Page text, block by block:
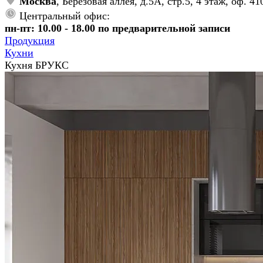
Центральный офис:
пн-пт: 10.00 - 18.00 по предварительной записи
Продукция
Кухни
Кухня БРУКС